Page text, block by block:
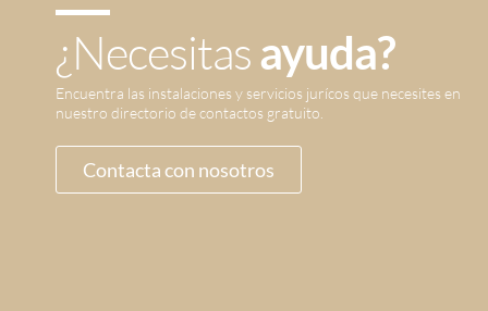
¿Necesitasayuda?
Encuentra las instalaciones y servicios jurícos que necesites en
nuestro directorio de contactos gratuito.
Contacta con nosotros